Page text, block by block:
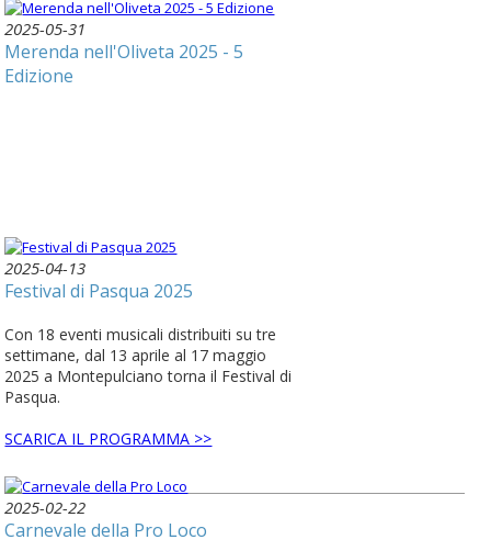
2025-05-31
Merenda nell'Oliveta 2025 - 5
Edizione
2025-04-13
Festival di Pasqua 2025
Con 18 eventi musicali distribuiti su tre
settimane, dal 13 aprile al 17 maggio
2025 a Montepulciano torna il Festival di
Pasqua.
SCARICA IL PROGRAMMA >>
2025-02-22
Carnevale della Pro Loco